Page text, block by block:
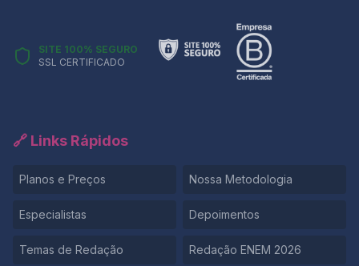
SITE 100% SEGURO
SSL CERTIFICADO
🔗 Links Rápidos
Planos e Preços Nossa Metodologia
Especialistas Depoimentos
Temas de Redação Redação ENEM 2026